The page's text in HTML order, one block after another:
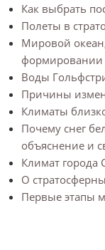
Как выбрать
Полеты в
Мировой
формировании
Воды
Причины
Климаты
Почему снег
объяснение и
Климат города
О
Первые этапы